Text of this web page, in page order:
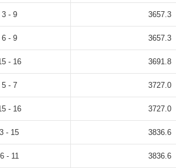
3 - 9 3657.3
6 - 9 3657.3
- 16 3691.8
5 - 7 3727.0
- 16 3727.0
- 15 3836.6
- 11 3836.6